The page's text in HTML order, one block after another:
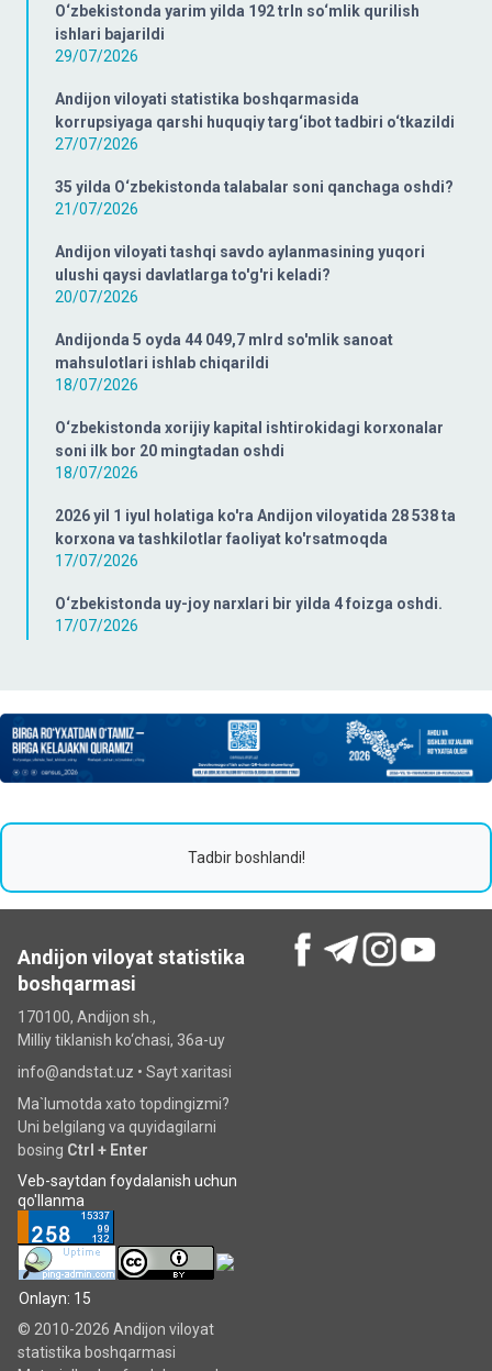
O‘zbekistonda yarim yilda 192 trln so‘mlik qurilish
ishlari bajarildi
29/07/2026
Andijon viloyati statistika boshqarmasida
korrupsiyaga qarshi huquqiy targ‘ibot tadbiri o‘tkazildi
27/07/2026
35 yilda O‘zbekistonda talabalar soni qanchaga oshdi?
21/07/2026
Andijon viloyati tashqi savdo aylanmasining yuqori
ulushi qaysi davlatlarga to'g'ri keladi?
20/07/2026
Andijonda 5 oyda 44 049,7 mlrd so'mlik sanoat
mahsulotlari ishlab chiqarildi
18/07/2026
O‘zbekistonda xorijiy kapital ishtirokidagi korxonalar
soni ilk bor 20 mingtadan oshdi
18/07/2026
2026 yil 1 iyul holatiga ko'ra Andijon viloyatida 28 538 ta
korxona va tashkilotlar faoliyat ko'rsatmoqda
17/07/2026
O‘zbekistonda uy-joy narxlari bir yilda 4 foizga oshdi.
17/07/2026
Tadbir boshlandi!
Andijon viloyat statistika
boshqarmasi
170100, Andijon sh.,
Milliy tiklanish ko‘chаsi, 36a-uy
info@andstat.uz • Sayt xaritasi
Ma`lumotda xato topdingizmi?
Uni belgilang va quyidagilarni
bosing Ctrl + Enter
Veb-saytdan foydalanish uchun
qo'llanma
Onlayn: 15
© 2010-2026 Andijon viloyat
statistika boshqarmasi